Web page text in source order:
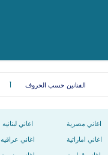
الفنانين حسب الحروف أ
اغاني مصرية اغاني لبنانيه
اغاني اماراتية اغاني عراقيه